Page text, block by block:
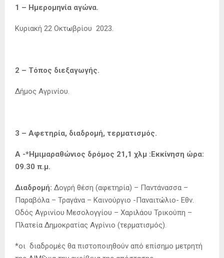
1 – Ημερομηνία αγώνα.
Κυριακή 22 Οκτωβρίου 2023.
2 – Τόπος διεξαγωγής.
Δήμος Αγρινίου.
3 – Αφετηρία, διαδρομή, τερματισμός.
Α -*Ημιμαραθώνιος δρόμος 21,1 χλμ :Εκκίνηση ώρα:
09.30 π.μ.
Διαδρομή: Δογρή θέση (αφετηρία) – Παντάνασσα –
Παραβόλα – Τραγάνα – Καινούργιο -Παναιτώλιο- Εθν.
Οδός Αγρινίου Μεσολογγίου – Χαριλάου Τρικούπη –
Πλατεία Δημοκρατίας Αγρίνιο (τερματισμός).
*οι διαδρομές θα πιστοποιηθούν από επίσημο μετρητή